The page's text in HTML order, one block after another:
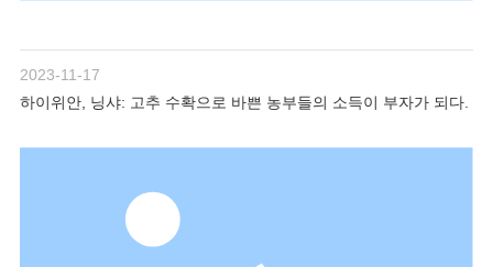
2023-11-17
하이위안, 닝샤: 고추 수확으로 바쁜 농부들의 소득이 부자가 되다.